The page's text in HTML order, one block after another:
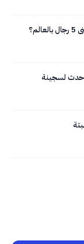
حدث لسجينة